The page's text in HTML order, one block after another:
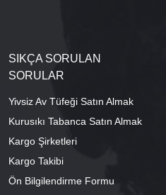
SIKÇA SORULAN
SORULAR
Yivsiz Av Tüfeği Satın Almak
Kurusıkı Tabanca Satın Almak
Kargo Şirketleri
Kargo Takibi
Ön Bilgilendirme Formu